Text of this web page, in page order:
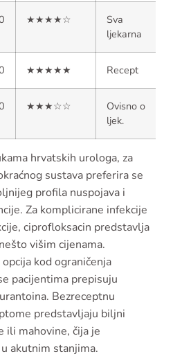
★★★★☆
Sva
ljekarna
★★★★★ Recept
★★★☆☆
Ovisno o
ljek.
hrvatskih urologa, za
sustava preferira se
profila nuspojava i
Za komplicirane infekcije
ciprofloksacin predstavlja
višim cijenama.
kod ograničenja
pacijentima prepisuju
Bezreceptnu
predstavljaju biljni
ili mahovine, čija je
akutnim stanjima.